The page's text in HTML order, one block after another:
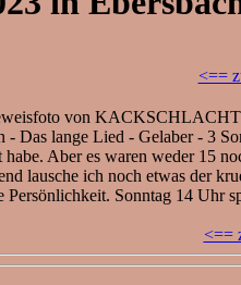
<==
von KACKSCHLACHT
Das lange Lied - Gelaber - 3
Aber es waren weder 15
lausche ich noch etwas der
Persönlichkeit. Sonntag 14 Uhr
<==